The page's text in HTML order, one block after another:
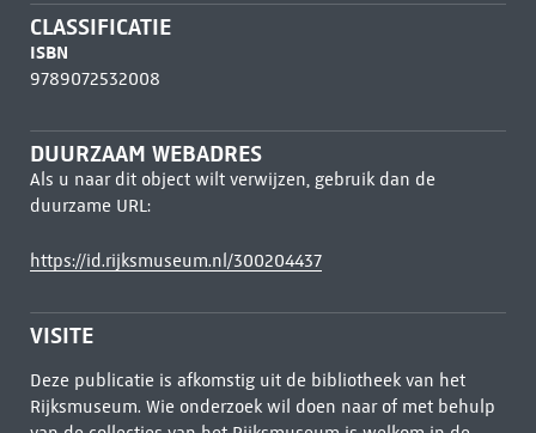
CLASSIFICATIE
ISBN
9789072532008
DUURZAAM WEBADRES
Als u naar dit object wilt verwijzen, gebruik dan de
duurzame URL:
https://id.rijksmuseum.nl/300204437
VISITE
Deze publicatie is afkomstig uit de bibliotheek van het
Rijksmuseum. Wie onderzoek wil doen naar of met behulp